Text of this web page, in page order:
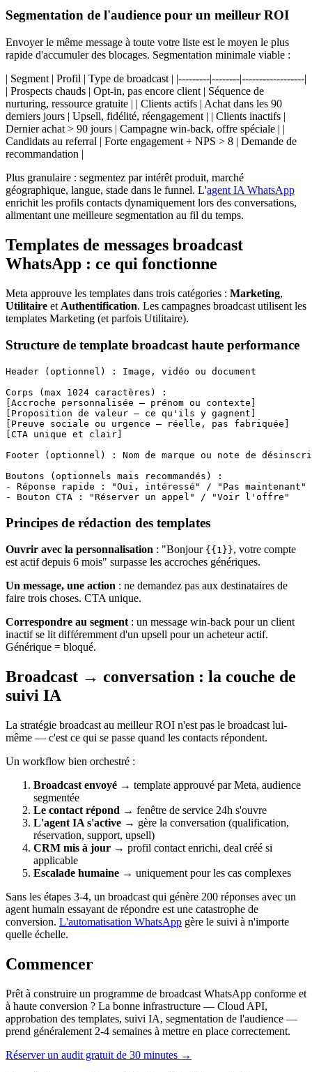
Segmentation de l'audience pour un meilleur ROI
Envoyer le même message à toute votre liste est le moyen le plus
rapide d'accumuler des blocages. Segmentation minimale viable :
| Segment | Profil | Type de broadcast | |---------|--------|------------------|
| Prospects chauds | Opt-in, pas encore client | Séquence de
nurturing, ressource gratuite | | Clients actifs | Achat dans les 90
derniers jours | Upsell, fidélité, réengagement | | Clients inactifs |
Dernier achat > 90 jours | Campagne win-back, offre spéciale | |
Candidats au referral | Forte engagement + NPS > 8 | Demande de
recommandation |
Plus granulaire : segmentez par intérêt produit, marché
géographique, langue, stade dans le funnel. L'agent IA WhatsApp
enrichit les profils contacts dynamiquement lors des conversations,
alimentant une meilleure segmentation au fil du temps.
Templates de messages broadcast
WhatsApp : ce qui fonctionne
Meta approuve les templates dans trois catégories : Marketing,
Utilitaire et Authentification. Les campagnes broadcast utilisent les
templates Marketing (et parfois Utilitaire).
Structure de template broadcast haute performance
Header (optionnel) : Image, vidéo ou document
Corps (max 1024 caractères) :
[Accroche personnalisée — prénom ou contexte]
[Proposition de valeur — ce qu'ils y gagnent]
[Preuve sociale ou urgence — réelle, pas fabriquée]
[CTA unique et clair]
Footer (optionnel) : Nom de marque ou note de
Boutons (optionnels mais recommandés) :
- Réponse rapide : "Oui, intéressé" / "Pas maintenant"
Principes de rédaction des templates
Ouvrir avec la personnalisation : "Bonjour {{1}}, votre compte
est actif depuis 6 mois" surpasse les accroches génériques.
Un message, une action : ne demandez pas aux destinataires de
faire trois choses. CTA unique.
Correspondre au segment : un message win-back pour un client
inactif se lit différemment d'un upsell pour un acheteur actif.
Générique = bloqué.
Broadcast → conversation : la couche de
suivi IA
La stratégie broadcast au meilleur ROI n'est pas le broadcast lui-
même — c'est ce qui se passe quand les contacts répondent.
Un workflow bien orchestré :
Broadcast envoyé → template approuvé par Meta, audience
segmentée
Le contact répond → fenêtre de service 24h s'ouvre
L'agent IA s'active → gère la conversation (qualification,
réservation, support, upsell)
CRM mis à jour → profil contact enrichi, deal créé si
applicable
Escalade humaine → uniquement pour les cas complexes
Sans les étapes 3-4, un broadcast qui génère 200 réponses avec un
agent humain essayant de répondre est une catastrophe de
conversion. L'automatisation WhatsApp gère le suivi à n'importe
quelle échelle.
Commencer
Prêt à construire un programme de broadcast WhatsApp conforme et
à haute conversion ? La bonne infrastructure — Cloud API,
approbation des templates, suivi IA, segmentation de l'audience —
prend généralement 2-4 semaines à mettre en place correctement.
Réserver un audit gratuit de 30 minutes →